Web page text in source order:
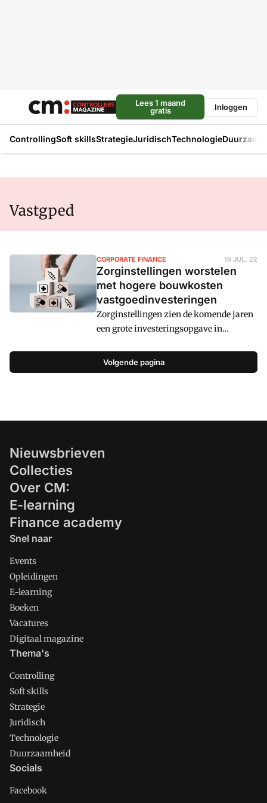
Lees 1 maand
gratis
Inloggen
ControllingSoft skillsStrategieJuridischTechnologie
Vastgped
CORPORATE FINANCE 19 JUL. 22
Zorginstellingen worstelen
met hogere bouwkosten
vastgoedinvesteringen
Zorginstellingen zien de komende jaren
een grote investeringsopgave in
Tegelijkertijd worden zij geconfronteerd
met een forse stijging van de
zorg verwacht dat geplande
Volgende pagina
Nieuwsbrieven
Collecties
Over CM:
E-learning
Finance academy
Snel naar
Events
Opleidingen
E-learning
Boeken
Vacatures
Digitaal magazine
Thema's
Controlling
Soft skills
Strategie
Juridisch
Technologie
Duurzaamheid
Socials
Facebook